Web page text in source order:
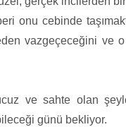
onu cebinde
vazgeçeceğini ve
ve sahte olan
günü bekliyor.